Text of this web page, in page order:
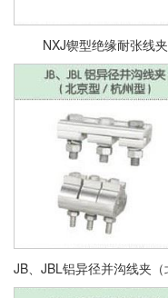
NXJ锲型绝缘耐张线夹